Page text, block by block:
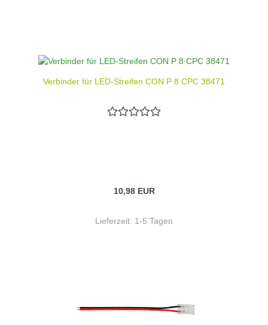
Verbinder für LED-Streifen CON P 8 CPC 38471
10,98 EUR
Lieferzeit: 1-5 Tagen